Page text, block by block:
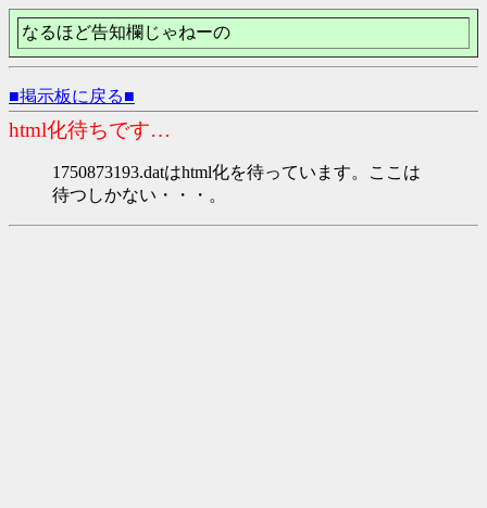
なるほど告知欄じゃねーの
■掲示板に戻る■
html化待ちです…
1750873193.datはhtml化を待っています。ここは
待つしかない・・・。